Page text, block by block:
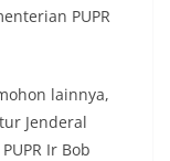
PUPR
lainnya,
Jenderal
Ir Bob